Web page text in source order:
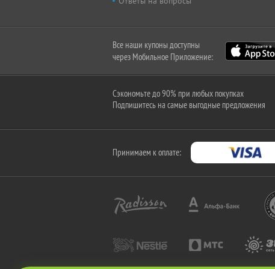
Все наши купоны доступны
через Мобильное Приложение:
Сэкономьте до 90% при любых покупках
Подпишитесь на самые выгодные предложения
Принимаем к оплате: